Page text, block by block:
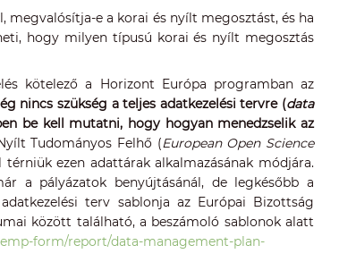
e a korai és nyílt megosztást, és ha
hogy milyen típusú korai és nyílt megosztás
kötelező a Horizont Európa programban az
nincs szükség a teljes adatkezelési tervre (data
be kell mutatni, hogy hogyan menedzselik az
Tudományos Felhő (European Open Science
ezen adattárak alkalmazásának módjára.
a pályázatok benyújtásánál, de legkésőbb a
terv sablonja az Európai Bizottság
között található, a beszámoló sablonok alatt
form/report/data-management-plan-